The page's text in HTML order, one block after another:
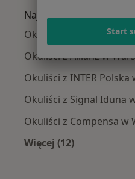
Najpopularniejsze
Okuliści z Medicover w
Okuliści z Allianz w
Okuliści z INTER Polska
Okuliści z Signal Iduna
Okuliści z Compensa w
Więcej (12)
Start